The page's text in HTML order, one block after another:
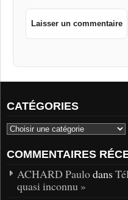
CATÉGORIES
COMMENTAIRES
ACHARD Paulodans
quasi inconnu »